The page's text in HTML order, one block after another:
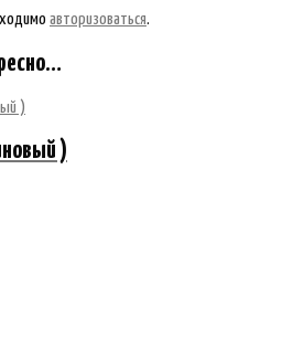
авторизоваться.
)